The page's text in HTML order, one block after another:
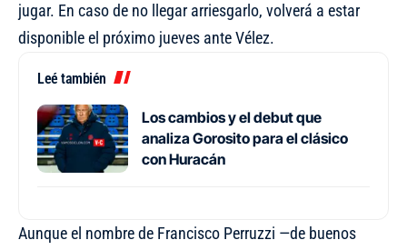
jugar. En caso de no llegar arriesgarlo, volverá a estar
disponible el próximo jueves ante Vélez.
Leé también
Los cambios y el debut que
analiza Gorosito para el clásico
con Huracán
Aunque el nombre de Francisco Perruzzi —de buenos